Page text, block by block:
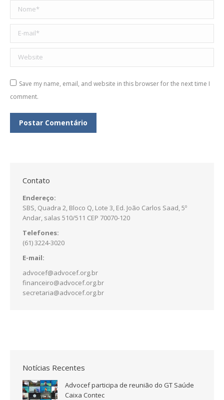
Nome *
E-mail *
Website
Save my name, email, and website in this browser for the next time I
comment.
Postar Comentário
Contato
Endereço:
SBS, Quadra 2, Bloco Q, Lote 3, Ed. João Carlos Saad, 5º
Andar, salas 510/511 CEP 70070-120
Telefones:
(61) 3224-3020
E-mail:
advocef@advocef.org.br
financeiro@advocef.org.br
secretaria@advocef.org.br
Notícias Recentes
Advocef participa de reunião do GT Saúde
Caixa Contec